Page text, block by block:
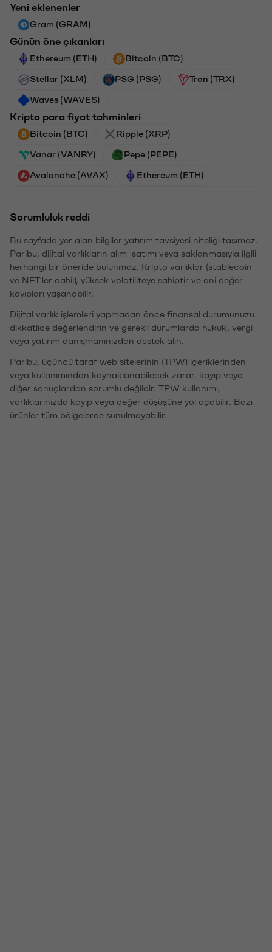
Yeni eklenenler
Gram (GRAM)
Günün öne çıkanları
Ethereum (ETH) Bitcoin (BTC)
Stellar (XLM) PSG (PSG) Tron (TRX)
Waves (WAVES)
Kripto para fiyat tahminleri
Bitcoin (BTC) Ripple (XRP)
Vanar (VANRY) Pepe (PEPE)
Avalanche (AVAX) Ethereum (ETH)
Sorumluluk reddi
Bu sayfada yer alan bilgiler yatırım tavsiyesi niteliği taşımaz.
Paribu, dijital varlıkların alım-satımı veya saklanmasıyla ilgili
herhangi bir öneride bulunmaz. Kripto varlıklar (stablecoin
ve NFT'ler dahil), yüksek volatiliteye sahiptir ve ani değer
kayıpları yaşanabilir.
Dijital varlık işlemleri yapmadan önce finansal durumunuzu
dikkatlice değerlendirin ve gerekli durumlarda hukuk, vergi
veya yatırım danışmanınızdan destek alın.
Paribu, üçüncü taraf web sitelerinin (TPW) içeriklerinden
veya kullanımından kaynaklanabilecek zarar, kayıp veya
diğer sonuçlardan sorumlu değildir. TPW kullanımı,
varlıklarınızda kayıp veya değer düşüşüne yol açabilir. Bazı
ürünler tüm bölgelerde sunulmayabilir.